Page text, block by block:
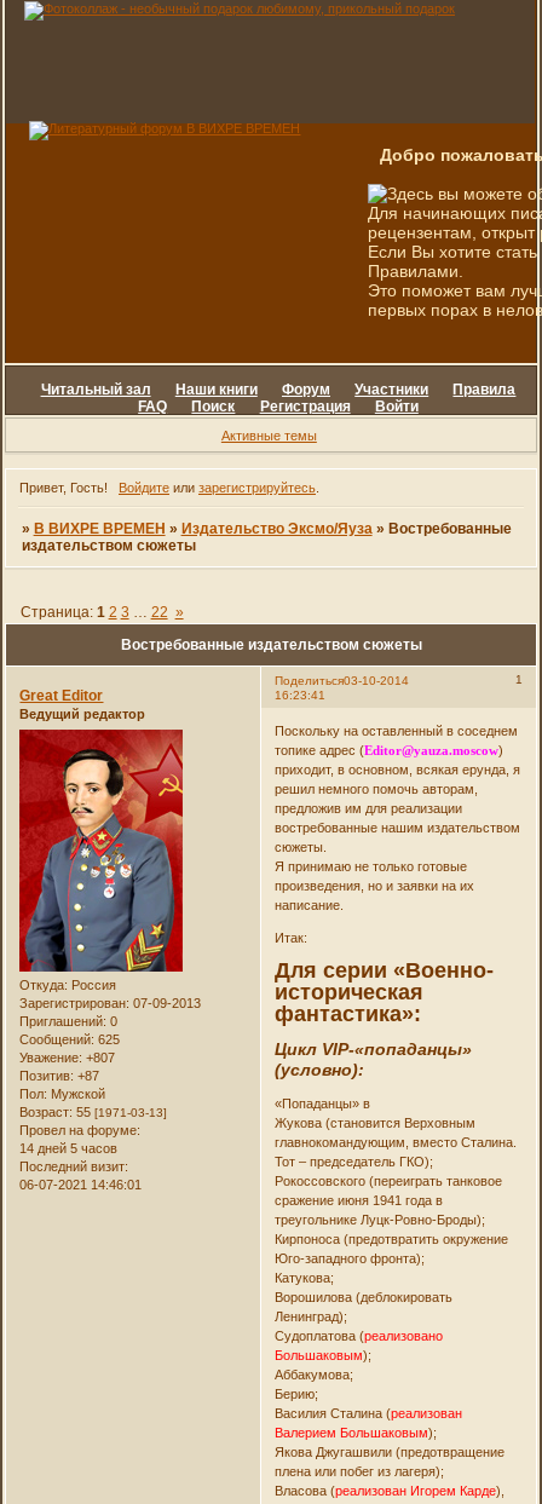
Добро
Здесь вы можете
Для начинающих
рецензентам, открыт
Если Вы хотите
Правилами.
Это поможет вам
первых порах в
Читальный зал Наши книги Форум Участники
Правила
FAQ
Поиск Регистрация Войти
Активные темы
Привет, Гость! Войдитеили зарегистрируйтесь.
» В ВИХРЕ ВРЕМЕН » Издательство Эксмо/Яуза » Востребованные
издательством сюжеты
Востребованные издательством сюжеты
Страница: 1 2 3 … 22 »
Поделиться 1
03-10-2014
16:23:41
Great Editor
Ведущий редактор
Откуда: Россия
Зарегистрирован: 07-09-2013
Приглашений: 0
Сообщений: 625
Уважение: +807
Позитив: +87
Пол: Мужской
Возраст: 55[1971-03-13]
Провел на форуме:
14 дней 5 часов
Последний визит:
06-07-2021 14:46:01
Поскольку на оставленный в соседнем
топике адрес (Editor@yauza.moscow)
приходит, в основном, всякая ерунда, я
решил немного помочь авторам,
предложив им для реализации
востребованные нашим издательством
сюжеты.
Я принимаю не только готовые
произведения, но и заявки на их
написание.
Итак:
Для серии «Военно-
историческая
фантастика»:
Цикл VIP-«попаданцы»
(условно):
«Попаданцы» в
Жукова (становится Верховным
главнокомандующим, вместо Сталина.
Тот – председатель ГКО);
Рокоссовского (переиграть танковое
сражение июня 1941 года в
треугольнике Луцк-Ровно-Броды);
Кирпоноса (предотвратить окружение
Юго-западного фронта);
Катукова;
Ворошилова (деблокировать
Ленинград);
Судоплатова (реализовано
Большаковым);
Аббакумова;
Берию;
Василия Сталина (реализован
Валерием Большаковым);
Якова Джугашвили (предотвращение
плена или побег из лагеря);
Власова (реализован Игорем Карде),